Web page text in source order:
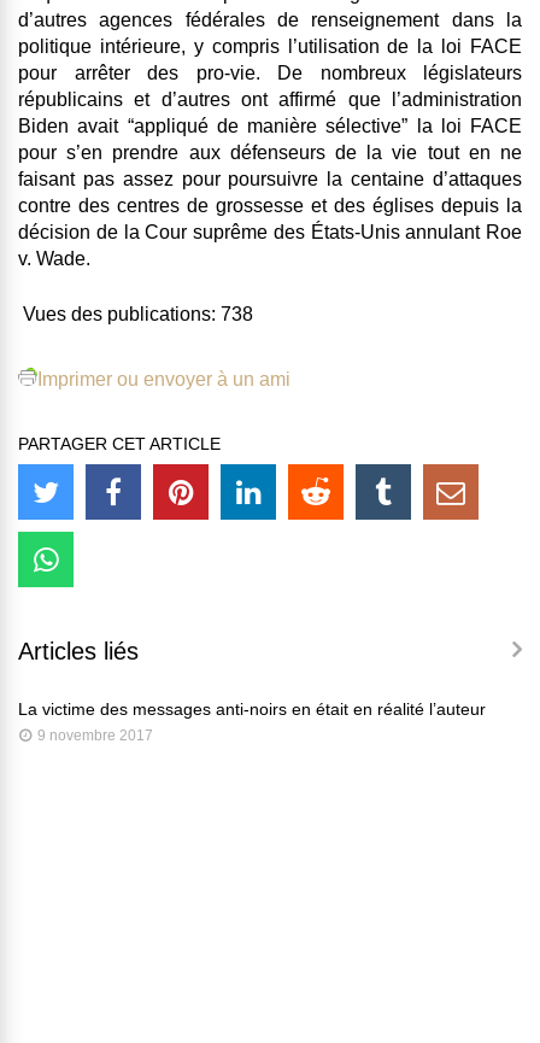
d’autres agences fédérales de renseignement dans la
politique intérieure, y compris l’utilisation de la loi FACE
pour arrêter des pro-vie. De nombreux législateurs
républicains et d’autres ont affirmé que l’administration
Biden avait “appliqué de manière sélective” la loi FACE
pour s’en prendre aux défenseurs de la vie tout en ne
faisant pas assez pour poursuivre la centaine d’attaques
contre des centres de grossesse et des églises depuis la
décision de la Cour suprême des États-Unis annulant Roe
v. Wade.
Vues des publications: 738
Imprimer ou envoyer à un ami
PARTAGER CET ARTICLE
Articles liés
La victime des messages anti-noirs en était en réalité l’auteur
9 novembre 2017